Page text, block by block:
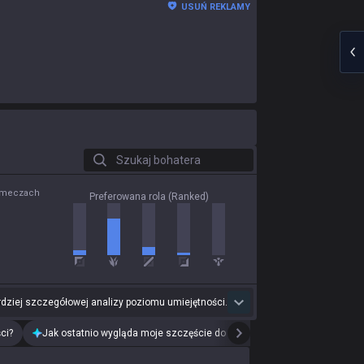
USUŃ REKLAMY
Szukaj bohatera
Preferowana rola (Ranked)
szczegółowej analizy poziomu umiejętności.
Jak ostatnio wygląda moje szczęście do drużyn?